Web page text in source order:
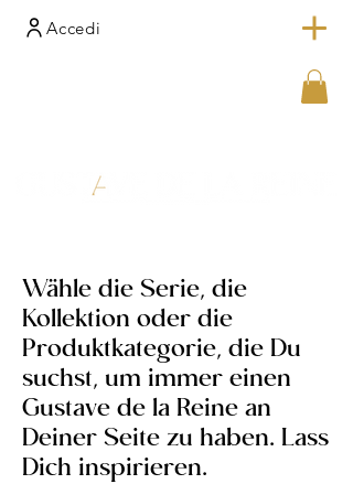
Accedi
Wähle die Serie, die
Kollektion oder die
Produktkategorie, die Du
suchst, um immer einen
Gustave de la Reine an
Deiner Seite zu haben. Lass
Dich inspirieren.